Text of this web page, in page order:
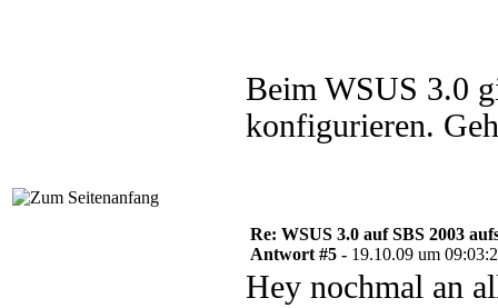
Beim WSUS 3.0
konfigurieren.
Re: WSUS 3.0 auf SBS 2003
Antwort #5 - 19.10.09 um
Hey nochmal an